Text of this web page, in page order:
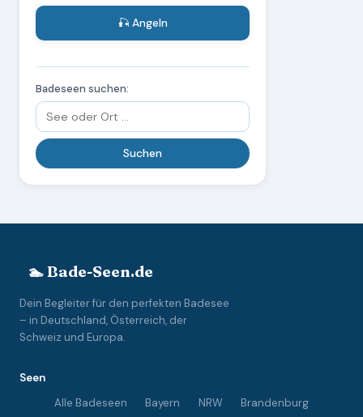
🎣 Angeln
Badeseen suchen:
🏊 Bade-Seen.de
Dein Begleiter für den perfekten Badesee
– in Deutschland, Österreich, der
Schweiz und Europa.
Seen
Alle Badeseen
Bayern NRW
Brandenburg